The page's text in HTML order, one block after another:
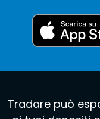
Tradare può